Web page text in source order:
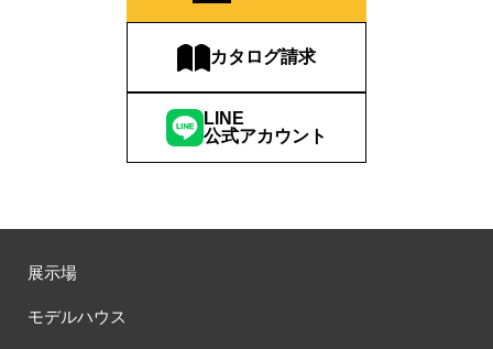
カタログ請求
LINE
公式アカウント
展示場
モデルハウス